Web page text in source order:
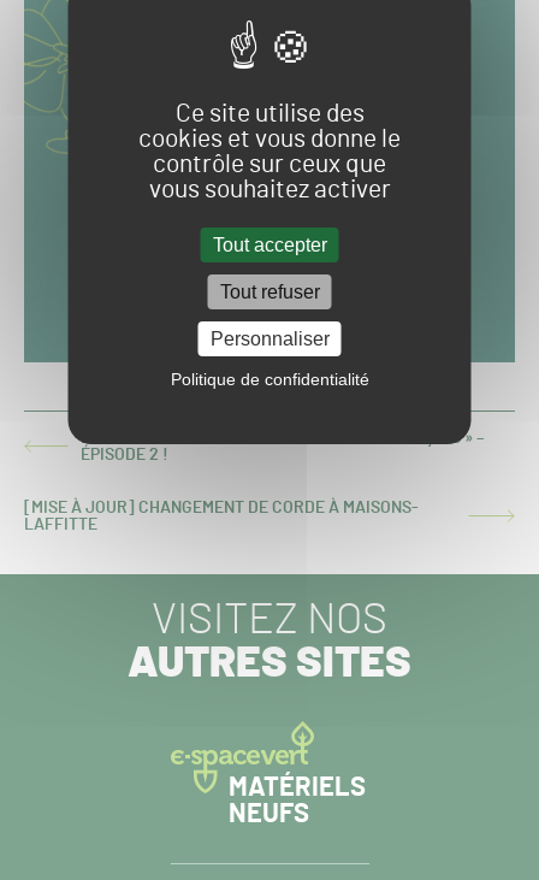
Ce site utilise des
cookies et vous donne le
contrôle sur ceux que
vous souhaitez activer
Tout accepter
Tout refuser
Personnaliser
Politique de confidentialité
ARTICLE
DANS LES COULISSES DU « WIMBLEDON FRANÇAIS » –
ÉPISODE 2 !
ARTICLE
[MISE À JOUR] CHANGEMENT DE CORDE À MAISONS-
LAFFITTE
VISITEZ NOS
AUTRES SITES
MATÉRIELS
NEUFS